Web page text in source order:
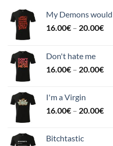
My Demons
16.00€ – 20.00€
Don't hate me
16.00€ – 20.00€
I'm a Virgin
16.00€ – 20.00€
Bitchtastic